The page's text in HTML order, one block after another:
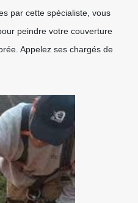
par cette spécialiste, vous
peindre votre couverture
Appelez ses chargés de